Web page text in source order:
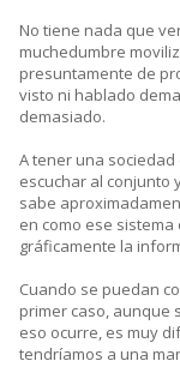
No tiene nada que
muchedumbre
presuntamente de
visto ni hablado
demasiado.
A tener una
escuchar al conjunto
sabe
en como ese
gráficamente la
Cuando se puedan
primer caso, aunque
eso ocurre, es muy
tendríamos a una